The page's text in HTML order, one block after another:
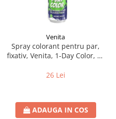
Venita
Spray colorant pentru par,
fixativ, Venita, 1-Day Color, nr
26 Lei
ADAUGA IN COS